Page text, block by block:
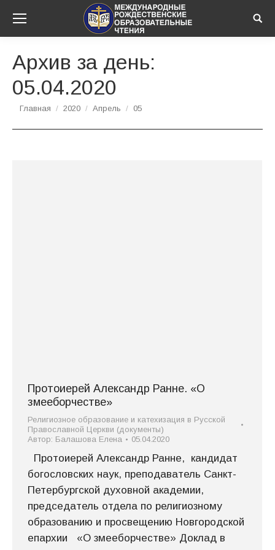
Архив за день:
05.04.2020
Вы здесь:
Главная 2020 Апрель 05
Протоиерей Александр Ранне. «О
змееборчестве»
Религиозное образование и катехизация в Русской
Православной Церкви (документы)
Автор: Балашова Елена 05.04.2020
Протоиерей Александр Ранне, кандидат
богословских наук, преподаватель Санкт-
Петербургской духовной академии,
председатель отдела по религиозному
образованию и просвещению Новгородской
епархии «О змееборчестве» Доклад в